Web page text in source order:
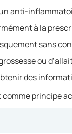
anti-
à la
sans
ou
des
principe